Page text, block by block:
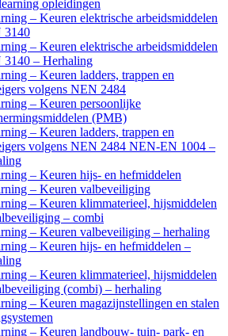
opleidingen
– Keuren elektrische arbeidsmiddelen
3140
– Keuren elektrische arbeidsmiddelen
3140 – Herhaling
– Keuren ladders, trappen en
volgens NEN 2484
– Keuren persoonlijke
(PMB)
– Keuren ladders, trappen en
volgens NEN 2484 NEN-EN 1004 –
– Keuren hijs- en hefmiddelen
– Keuren valbeveiliging
– Keuren klimmaterieel, hijsmiddelen
– combi
– Keuren valbeveiliging – herhaling
– Keuren hijs- en hefmiddelen –
– Keuren klimmaterieel, hijsmiddelen
(combi) – herhaling
– Keuren magazijnstellingen en stalen
– Keuren landbouw- tuin- park- en